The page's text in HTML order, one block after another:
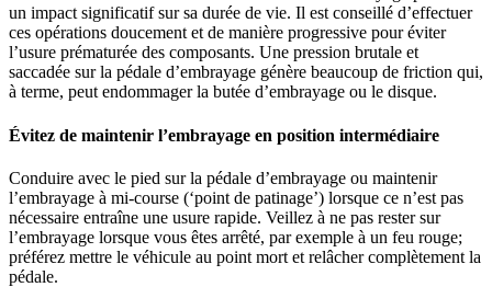
un impact significatif sur sa durée de vie. Il est conseillé d’effectuer
ces opérations doucement et de manière progressive pour éviter
l’usure prématurée des composants. Une pression brutale et
saccadée sur la pédale d’embrayage génère beaucoup de friction qui,
à terme, peut endommager la butée d’embrayage ou le disque.
Évitez de maintenir l’embrayage en position intermédiaire
Conduire avec le pied sur la pédale d’embrayage ou maintenir
l’embrayage à mi-course (‘point de patinage’) lorsque ce n’est pas
nécessaire entraîne une usure rapide. Veillez à ne pas rester sur
l’embrayage lorsque vous êtes arrêté, par exemple à un feu rouge;
préférez mettre le véhicule au point mort et relâcher complètement la
pédale.